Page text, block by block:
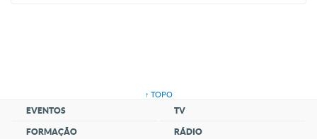
↑ TOPO
EVENTOS
FORMAÇÃO
TV
RÁDIO